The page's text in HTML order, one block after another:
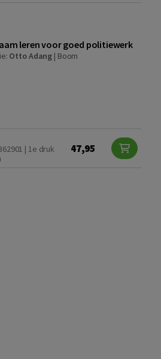
leren voor goed politiewerk
Otto Adang | Boom
| 1e druk
47,95